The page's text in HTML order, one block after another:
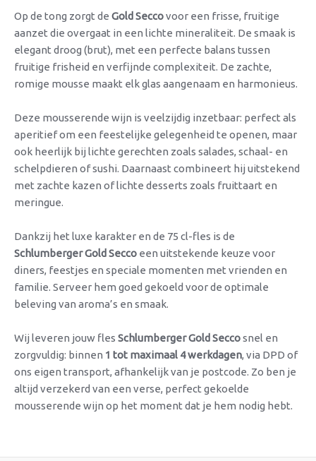
Op de tong zorgt de Gold Seccovoor een frisse, fruitige
aanzet die overgaat in een lichte mineraliteit. De smaak is
elegant droog (brut), met een perfecte balans tussen
fruitige frisheid en verfijnde complexiteit. De zachte,
romige mousse maakt elk glas aangenaam en harmonieus.
Deze mousserende wijn is veelzijdig inzetbaar: perfect als
aperitief om een feestelijke gelegenheid te openen, maar
ook heerlijk bij lichte gerechten zoals salades, schaal- en
schelpdieren of sushi. Daarnaast combineert hij uitstekend
met zachte kazen of lichte desserts zoals fruittaart en
meringue.
Dankzij het luxe karakter en de 75 cl-fles is de
Schlumberger Gold Secco een uitstekende keuze voor
diners, feestjes en speciale momenten met vrienden en
familie. Serveer hem goed gekoeld voor de optimale
beleving van aroma’s en smaak.
Wij leveren jouw fles Schlumberger Gold Seccosnel en
zorgvuldig: binnen 1 tot maximaal 4 werkdagen, via DPD of
ons eigen transport, afhankelijk van je postcode. Zo ben je
altijd verzekerd van een verse, perfect gekoelde
mousserende wijn op het moment dat je hem nodig hebt.